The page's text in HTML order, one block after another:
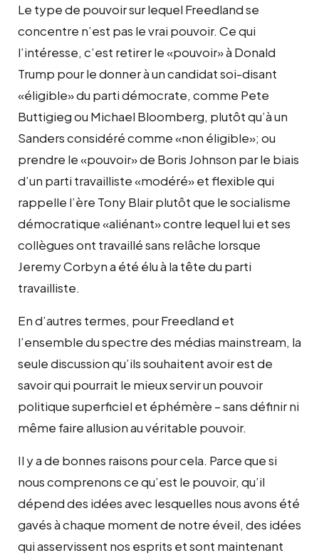
Le type de pouvoir sur lequel Freedland se
concentre n’est pas le vrai pouvoir. Ce qui
l’intéresse, c’est retirer le «pouvoir» à Donald
Trump pour le donner à un candidat soi-disant
«éligible» du parti démocrate, comme Pete
Buttigieg ou Michael Bloomberg, plutôt qu’à un
Sanders considéré comme «non éligible»; ou
prendre le «pouvoir» de Boris Johnson par le biais
d’un parti travailliste «modéré» et flexible qui
rappelle l’ère Tony Blair plutôt que le socialisme
démocratique «aliénant» contre lequel lui et ses
collègues ont travaillé sans relâche lorsque
Jeremy Corbyn a été élu à la tête du parti
travailliste.
En d’autres termes, pour Freedland et
l’ensemble du spectre des médias mainstream, la
seule discussion qu’ils souhaitent avoir est de
savoir qui pourrait le mieux servir un pouvoir
politique superficiel et éphémère – sans définir ni
même faire allusion au véritable pouvoir.
Il y a de bonnes raisons pour cela. Parce que si
nous comprenons ce qu’est le pouvoir, qu’il
dépend des idées avec lesquelles nous avons été
gavés à chaque moment de notre éveil, des idées
qui asservissent nos esprits et sont maintenant